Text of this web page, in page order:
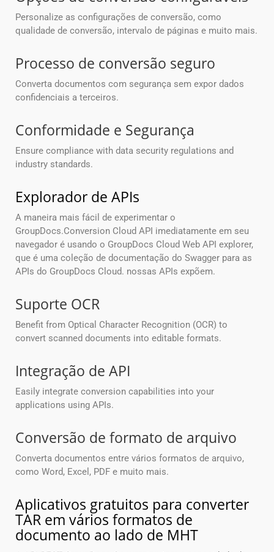
Personalize as configurações de conversão, como
qualidade de conversão, intervalo de páginas e muito mais.
Processo de conversão seguro
Converta documentos com segurança sem expor dados
confidenciais a terceiros.
Conformidade e Segurança
Ensure compliance with data security regulations and
industry standards.
Explorador de APIs
A maneira mais fácil de experimentar o
GroupDocs.Conversion Cloud API imediatamente em seu
navegador é usando o GroupDocs Cloud Web API explorer,
que é uma coleção de documentação do Swagger para as
APIs do GroupDocs Cloud. nossas APIs expõem.
Suporte OCR
Benefit from Optical Character Recognition (OCR) to
convert scanned documents into editable formats.
Integração de API
Easily integrate conversion capabilities into your
applications using APIs.
Conversão de formato de arquivo
Converta documentos entre vários formatos de arquivo,
como Word, Excel, PDF e muito mais.
Aplicativos gratuitos para converter
TAR em vários formatos de
documento ao lado de MHT